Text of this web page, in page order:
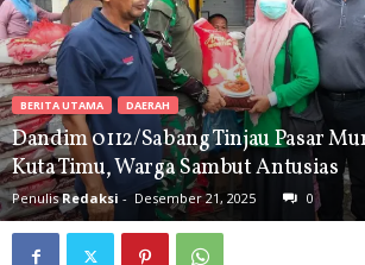
BERITA UTAMA DAERAH
Dandim 0112/Sabang Tinjau Pasar
Kuta Timu, Warga Sambut Antusias
Penulis Redaksi - Desember 21, 2025 0